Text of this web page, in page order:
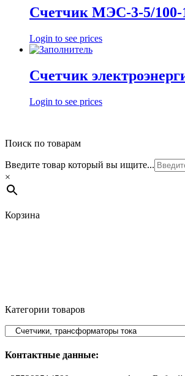
Счетчик МЭС-3-5/100-
Login to see prices
Счетчик
Login to see prices
Поиск по товарам
Введите товар который вы ищите...
×
Корзина
Категории товаров
Контактные данные: